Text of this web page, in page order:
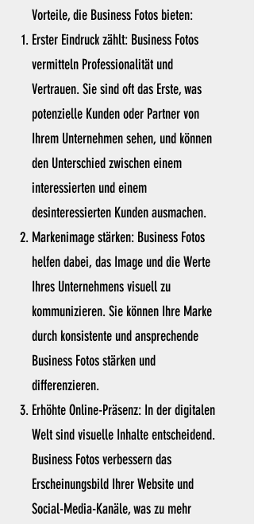
Vorteile, die Business Fotos bieten:
Erster Eindruck zählt: Business Fotos
vermitteln Professionalität und
Vertrauen. Sie sind oft das Erste, was
potenzielle Kunden oder Partner von
Ihrem Unternehmen sehen, und können
den Unterschied zwischen einem
interessierten und einem
desinteressierten Kunden ausmachen.
Markenimage stärken: Business Fotos
helfen dabei, das Image und die Werte
Ihres Unternehmens visuell zu
kommunizieren. Sie können Ihre Marke
durch konsistente und ansprechende
Business Fotos stärken und
differenzieren.
Erhöhte Online-Präsenz: In der digitalen
Welt sind visuelle Inhalte entscheidend.
Business Fotos verbessern das
Erscheinungsbild Ihrer Website und
Social-Media-Kanäle, was zu mehr